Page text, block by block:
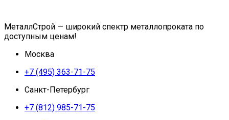
МеталлСтрой — широкий спектр металлопроката по
доступным ценам!
Москва
+7 (495) 363-71-75
Санкт-Петербург
+7 (812) 985-71-75